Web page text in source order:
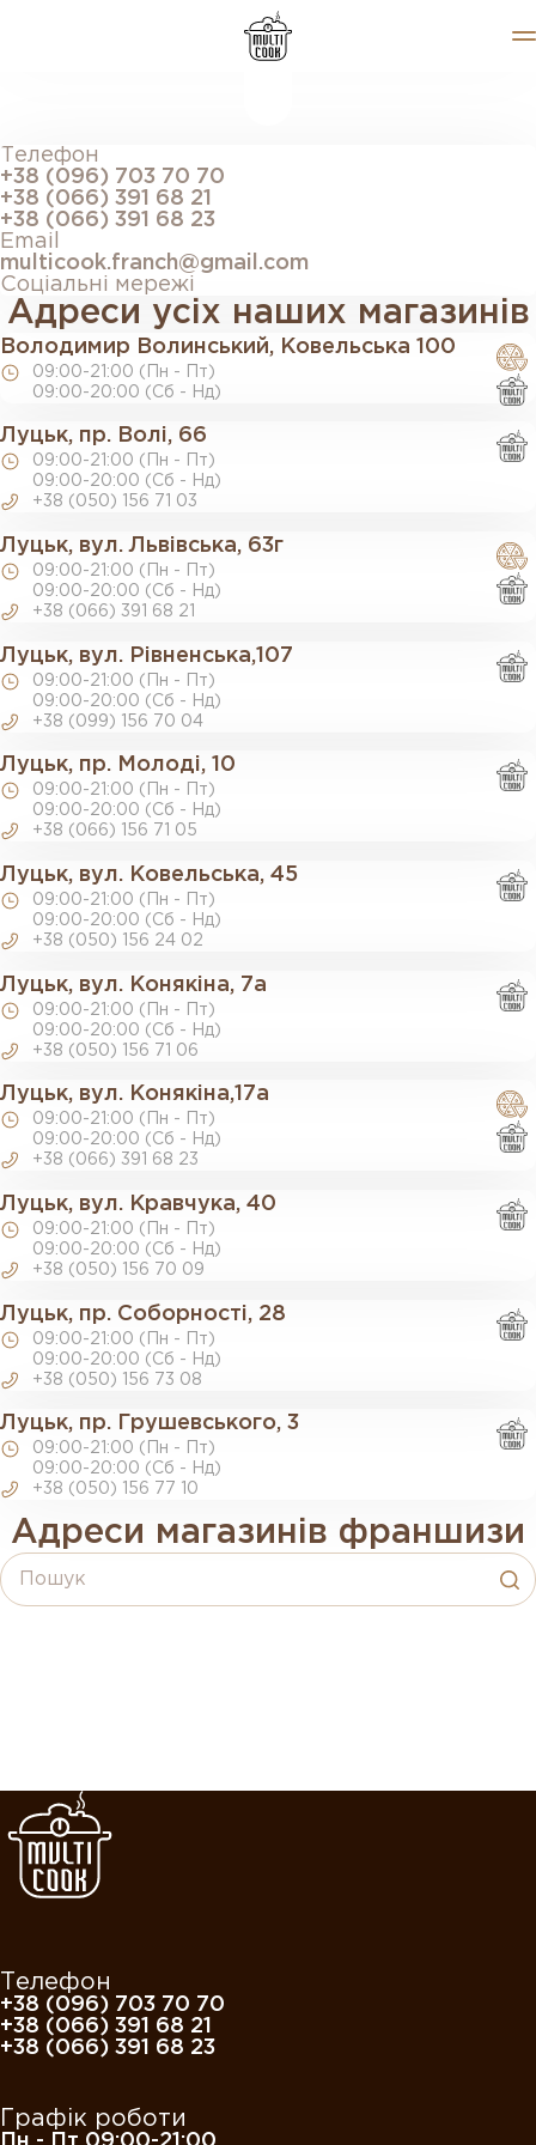
Контакти
Телефон
+38 (096) 703 70 70
+38 (066) 391 68 21
+38 (066) 391 68 23
Email
multicook.franch@gmail.com
Соціальні мережі
Адреси усіх наших магазинів
Володимир Волинський, Ковельська 100
09:00-21:00 (Пн - Пт)
09:00-20:00 (Сб - Нд)
Луцьк, пр. Волі, 66
09:00-21:00 (Пн - Пт)
09:00-20:00 (Сб - Нд)
+38 (050) 156 71 03
Луцьк, вул. Львівська, 63г
09:00-21:00 (Пн - Пт)
09:00-20:00 (Сб - Нд)
+38 (066) 391 68 21
Луцьк, вул. Рівненська,107
09:00-21:00 (Пн - Пт)
09:00-20:00 (Сб - Нд)
+38 (099) 156 70 04
Луцьк, пр. Молоді, 10
09:00-21:00 (Пн - Пт)
09:00-20:00 (Сб - Нд)
+38 (066) 156 71 05
Луцьк, вул. Ковельська, 45
09:00-21:00 (Пн - Пт)
09:00-20:00 (Сб - Нд)
+38 (050) 156 24 02
Луцьк, вул. Конякіна, 7а
09:00-21:00 (Пн - Пт)
09:00-20:00 (Сб - Нд)
+38 (050) 156 71 06
Луцьк, вул. Конякіна,17а
09:00-21:00 (Пн - Пт)
09:00-20:00 (Сб - Нд)
+38 (066) 391 68 23
Луцьк, вул. Кравчука, 40
09:00-21:00 (Пн - Пт)
09:00-20:00 (Сб - Нд)
+38 (050) 156 70 09
Луцьк, пр. Соборності, 28
09:00-21:00 (Пн - Пт)
09:00-20:00 (Сб - Нд)
+38 (050) 156 73 08
Луцьк, пр. Грушевського, 3
09:00-21:00 (Пн - Пт)
09:00-20:00 (Сб - Нд)
+38 (050) 156 77 10
Адреси магазинів франшизи
Телефон
+38 (096) 703 70 70
+38 (066) 391 68 21
+38 (066) 391 68 23
Графік роботи